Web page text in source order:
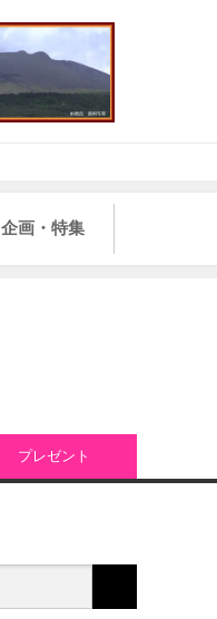
企画・特集
プレゼント